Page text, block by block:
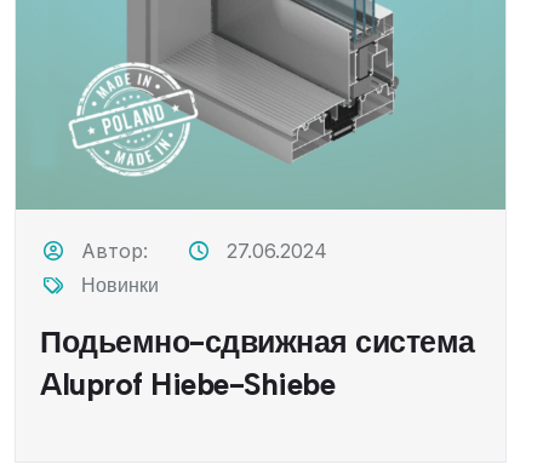
Автор: 27.06.2024
Новинки
Подьемно-сдвижная система
Aluprof Hiebe-Shiebe